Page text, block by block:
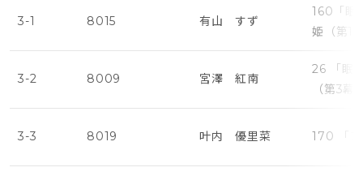
3-1 8015 有山 すず
160「眠
姫（第1
3-2 8009 宮澤 紅南
26 「眠
（第3幕
3-3 8019 叶内 優里菜 170 「